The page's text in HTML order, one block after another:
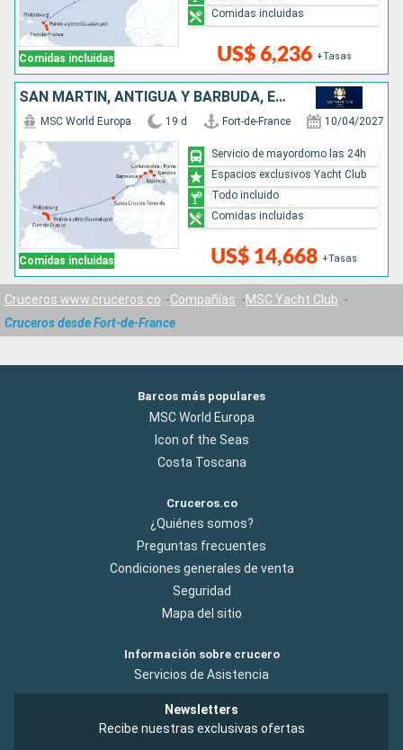
Comidas incluidas US$ 6,236 +Tasas
Comidas incluidas
SAN MARTÍN, ANTIGUA Y BARBUDA, ESPAÑA, FRANCIA, ITALIA
Comidas incluidas
MSC World Europa 19 d Fort-de-France 10/04/2027
US$ 14,668 +Tasas
Servicio de mayordomo las 24h
Espacios exclusivos Yacht Club
Todo incluido
Comidas incluidas
Cruceros www.cruceros.co Compañías
MSC Yacht Club
Cruceros desde Fort-de-France
Barcos más populares
MSC World Europa
Icon of the Seas
Costa Toscana
Cruceros.co
¿Quiénes somos?
Preguntas frecuentes
Condiciones generales de venta
Seguridad
Mapa del sitio
Información sobre crucero
Servicios de Asistencia
Newsletters
Recibe nuestras exclusivas ofertas